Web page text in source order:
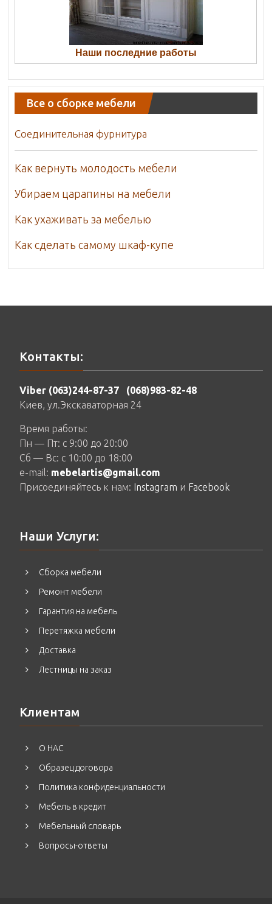
Наши последние работы
Все о сборке мебели
Соединительная фурнитура
Как вернуть молодость мебели
Убираем царапины на мебели
Как ухаживать за мебелью
Как сделать самому шкаф-купе
Контакты:
Viber (063)244-87-37
(068)983-82-48
Киев, ул.Экскаваторная 24
Время работы:
Пн — Пт: c 9:00 до 20:00
Сб — Вс: c 10:00 до 18:00
e-mail: mebelartis@gmail.com
Присоединяйтесь к нам: Instagram и Facebook
Наши Услуги:
Сборка мебели
Ремонт мебели
Гарантия на мебель
Перетяжка мебели
Доставка
Лестницы на заказ
Клиентам
О НАС
Образец договора
Политика конфиденциальности
Мебель в кредит
Мебельный словарь
Вопросы-ответы